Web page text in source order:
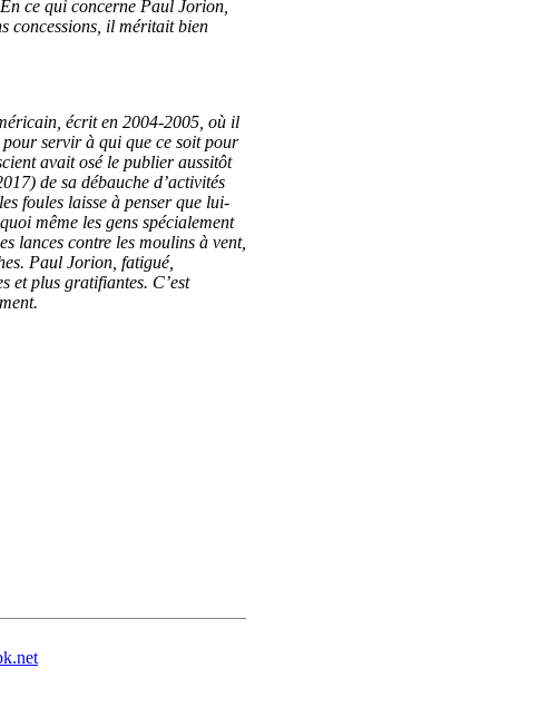
ce qui concerne Paul Jorion,
concessions, il méritait bien
écrit en 2004-2005, où il
servir à qui que ce soit pour
avait osé le publier aussitôt
de sa débauche d’activités
foules laisse à penser que lui-
même les gens spécialement
lances contre les moulins à vent,
Paul Jorion, fatigué,
et plus gratifiantes. C’est